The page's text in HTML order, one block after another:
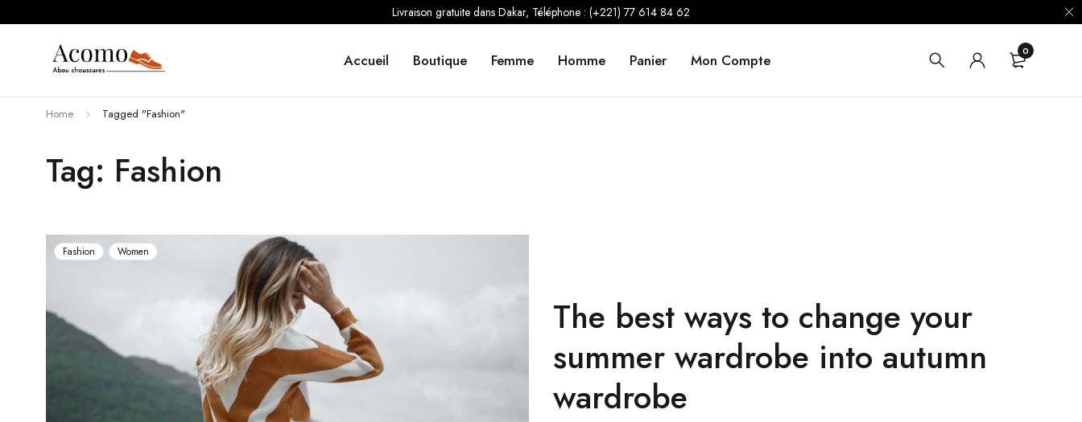
Livraison gratuite dans Dakar, Téléphone : (+221) 77 614 84 62
Accueil Boutique Femme Homme Panier Mon Compte 0
Tag: Fashion
Home Tagged "Fashion"
Fashion Women
The best ways to change your
summer wardrobe into autumn
wardrobe